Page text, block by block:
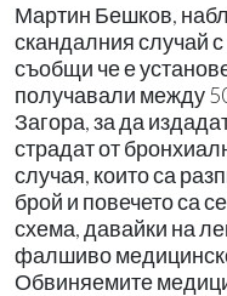
Мартин Бешков,
скандалния случай
съобщи че е
получавали между
Загора, за да
страдат от
случая, които са
брой и повечето са
схема, давайки на
фалшиво
Обвиняемите